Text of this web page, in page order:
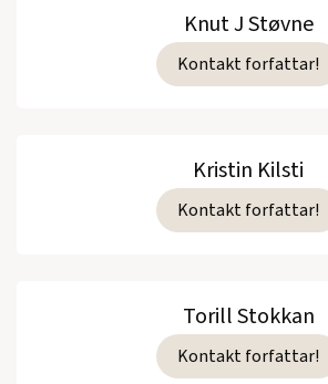
Knut J Støvne
Kontakt forfattar!
Kristin Kilsti
Kontakt forfattar!
Torill Stokkan
Kontakt forfattar!